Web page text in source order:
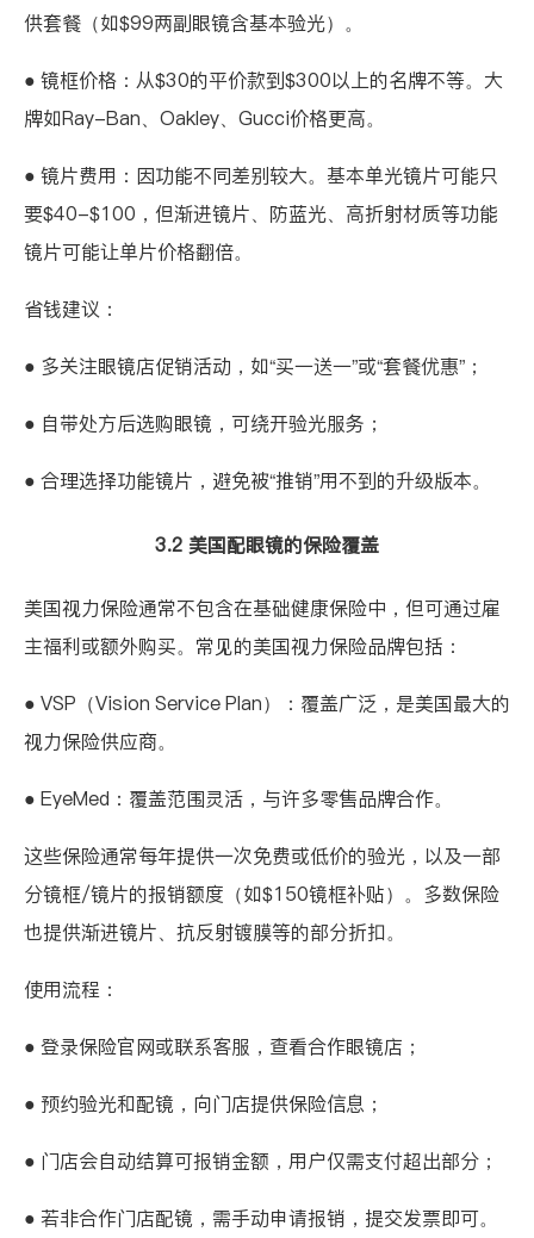
供套餐（如$99两副眼镜含基本验光）。
● 镜框价格：从$30的平价款到$300以上的名牌不等。大
牌如Ray-Ban、Oakley、Gucci价格更高。
● 镜片费用：因功能不同差别较大。基本单光镜片可能只
要$40-$100，但渐进镜片、防蓝光、高折射材质等功能
镜片可能让单片价格翻倍。
省钱建议：
● 多关注眼镜店促销活动，如“买一送一”或“套餐优惠”；
● 自带处方后选购眼镜，可绕开验光服务；
● 合理选择功能镜片，避免被“推销”用不到的升级版本。
3.2 美国配眼镜的保险覆盖
美国视力保险通常不包含在基础健康保险中，但可通过雇
主福利或额外购买。常见的美国视力保险品牌包括：
● VSP（Vision Service Plan）
：覆盖广泛，是美国最大的
视力保险供应商。
● EyeMed ：覆盖范围灵活，与许多零售品牌合作。
这些保险通常每年提供一次免费或低价的验光，以及一部
分镜框/镜片的报销额度（如$150镜框补贴）。多数保险
也提供渐进镜片、抗反射镀膜等的部分折扣。
使用流程：
● 登录保险官网或联系客服，查看合作眼镜店；
● 预约验光和配镜，向门店提供保险信息；
● 门店会自动结算可报销金额，用户仅需支付超出部分；
● 若非合作门店配镜，需手动申请报销，提交发票即可。